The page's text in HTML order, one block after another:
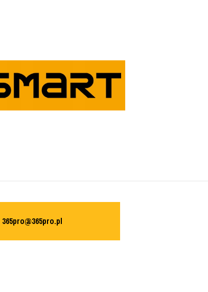
365pro@365pro.pl